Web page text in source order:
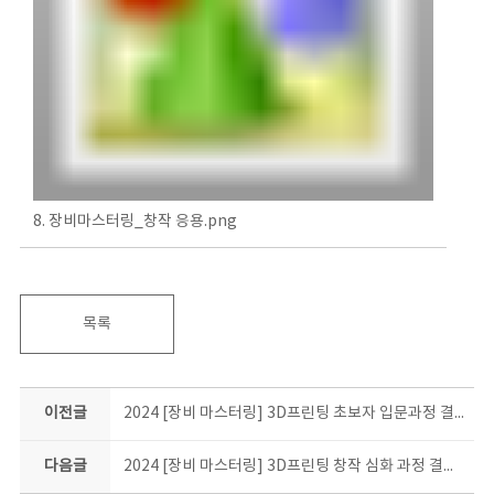
8. 장비마스터링_창작 응용.png
목록
이전글 2024 [장비 마스터링] 3D프린팅 초보자 입문과정 결과물 소개
다음글 2024 [장비 마스터링] 3D프린팅 창작 심화 과정 결과물 소개